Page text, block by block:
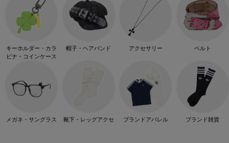
キーホルダー・カラ
ビナ・コインケース
帽子・ヘアバンド アクセサリー ベルト
メガネ・サングラス 靴下・レッグアクセ ブランドアパレル ブランド雑貨